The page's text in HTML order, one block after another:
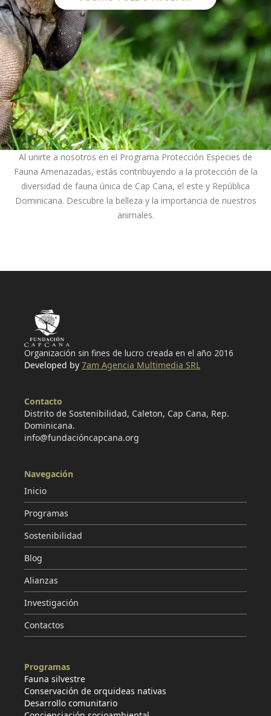
Al unirte a nosotros en el Programa Protección Especies de
Fauna Amenazadas, estás contribuyendo a la protección de la
diversidad de fauna única de Cap Cana, el este y República
Dominicana. Descubre la belleza y la importancia de nuestros
animales.
Organización sin fines de lucro creada en el año 2016
Developed by 7am Agencia Multimedia SRL
Contacto
Distrito de Sostenibilidad, Caleton, Cap Cana, Rep.
Dominicana.
info@fundacióncapcana.org
Navegación
Inicio
Programas
Sostenibilidad
Blog
Alianzas
Investigación
Contactos
Programas
Fauna silvestre
Conservación de orquideas nativas
Desarrollo comunitario